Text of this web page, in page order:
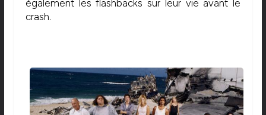
également les flashbacks sur leur vie avant le
crash.